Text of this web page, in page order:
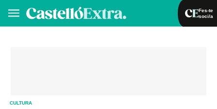
Fes-te
soci/a
CULTURA